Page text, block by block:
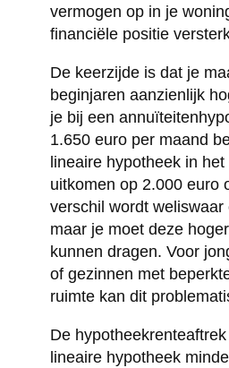
vermogen op in je
financiële positie
De keerzijde is dat je
beginjaren aanzienlijk
je bij een
1.650 euro per maand
lineaire hypotheek in
uitkomen op 2.000 euro
verschil wordt weliswaar
maar je moet deze
kunnen dragen. Voor
of gezinnen met
ruimte kan dit
De
lineaire hypotheek